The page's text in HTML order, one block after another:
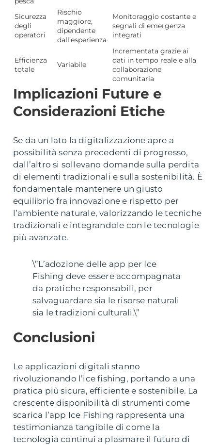
Sicurezza
degli
operatori
Rischio
maggiore,
dipendente
dall’esperienza
Monitoraggio costante e
segnali di emergenza
integrati
Efficienza
totale
Variabile
Incrementata grazie ai
dati in tempo reale e alla
collaborazione
comunitaria
Implicazioni Future e
Considerazioni Etiche
Se da un lato la digitalizzazione apre a
possibilità senza precedenti di progresso,
dall’altro si sollevano domande sulla perdita
di elementi tradizionali e sulla sostenibilità. È
fondamentale mantenere un giusto
equilibrio fra innovazione e rispetto per
l’ambiente naturale, valorizzando le tecniche
tradizionali e integrandole con le tecnologie
più avanzate.
\”L’adozione delle app per Ice
Fishing deve essere accompagnata
da pratiche responsabili, per
salvaguardare sia le risorse naturali
sia le tradizioni culturali.\”
Conclusioni
Le applicazioni digitali stanno
rivoluzionando l’ice fishing, portando a una
pratica più sicura, efficiente e sostenibile. La
crescente disponibilità di strumenti come
scarica l’app Ice Fishing rappresenta una
testimonianza tangibile di come la
tecnologia continui a plasmare il futuro di